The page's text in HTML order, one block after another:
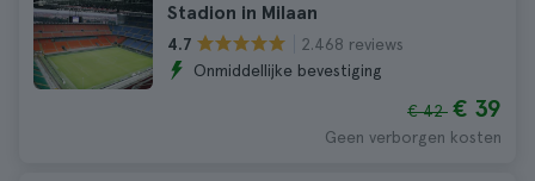
Stadion in Milaan
4.7
2.468 reviews
Onmiddellijke bevestiging
€ 42 € 39
Geen verborgen kosten